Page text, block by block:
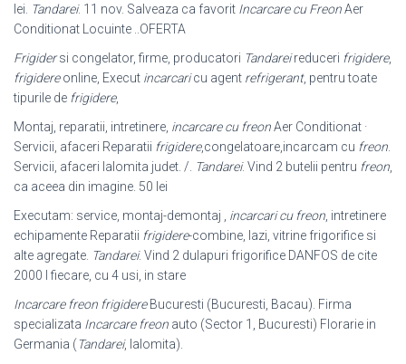
lei. Tandarei. 11 nov. Salveaza ca favorit Incarcare cu FreonAer
Conditionat Locuinte ..OFERTA
Frigidersi congelator, firme, producatori Tandareireduceri frigidere,
frigidereonline, Execut incarcaricu agent refrigerant, pentru toate
tipurile de frigidere,
Montaj, reparatii, intretinere, incarcare cu freonAer Conditionat ·
Servicii, afaceri Reparatii frigidere,congelatoare,incarcam cu freon
Servicii, afaceri Ialomita judet. /. Tandarei. Vind 2 butelii pentru freon
ca aceea din imagine. 50 lei
Executam: service, montaj-demontaj , incarcari cu freon , intretinere
echipamente Reparatii frigidere-combine, lazi, vitrine frigorifice si
alte agregate. Tandarei. Vind 2 dulapuri frigorifice DANFOS de cite
2000 l fiecare, cu 4 usi, in stare
Incarcare freon frigidereBucuresti (Bucuresti, Bacau). Firma
specializata Incarcare freon auto (Sector 1, Bucuresti) Florarie in
Germania (Tandarei, Ialomita).